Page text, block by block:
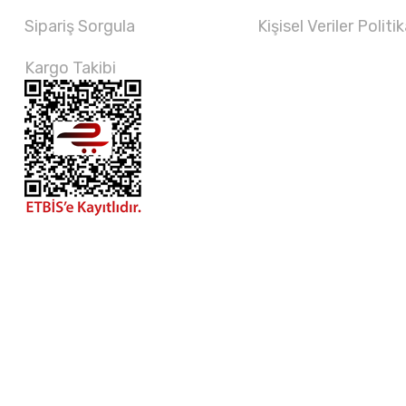
Sipariş Sorgula
Kargo Takibi
Kişisel Veriler